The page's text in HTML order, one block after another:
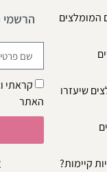
המומלצים
שיעזרו
קיימות?
הרשמי
קראתי
האתר